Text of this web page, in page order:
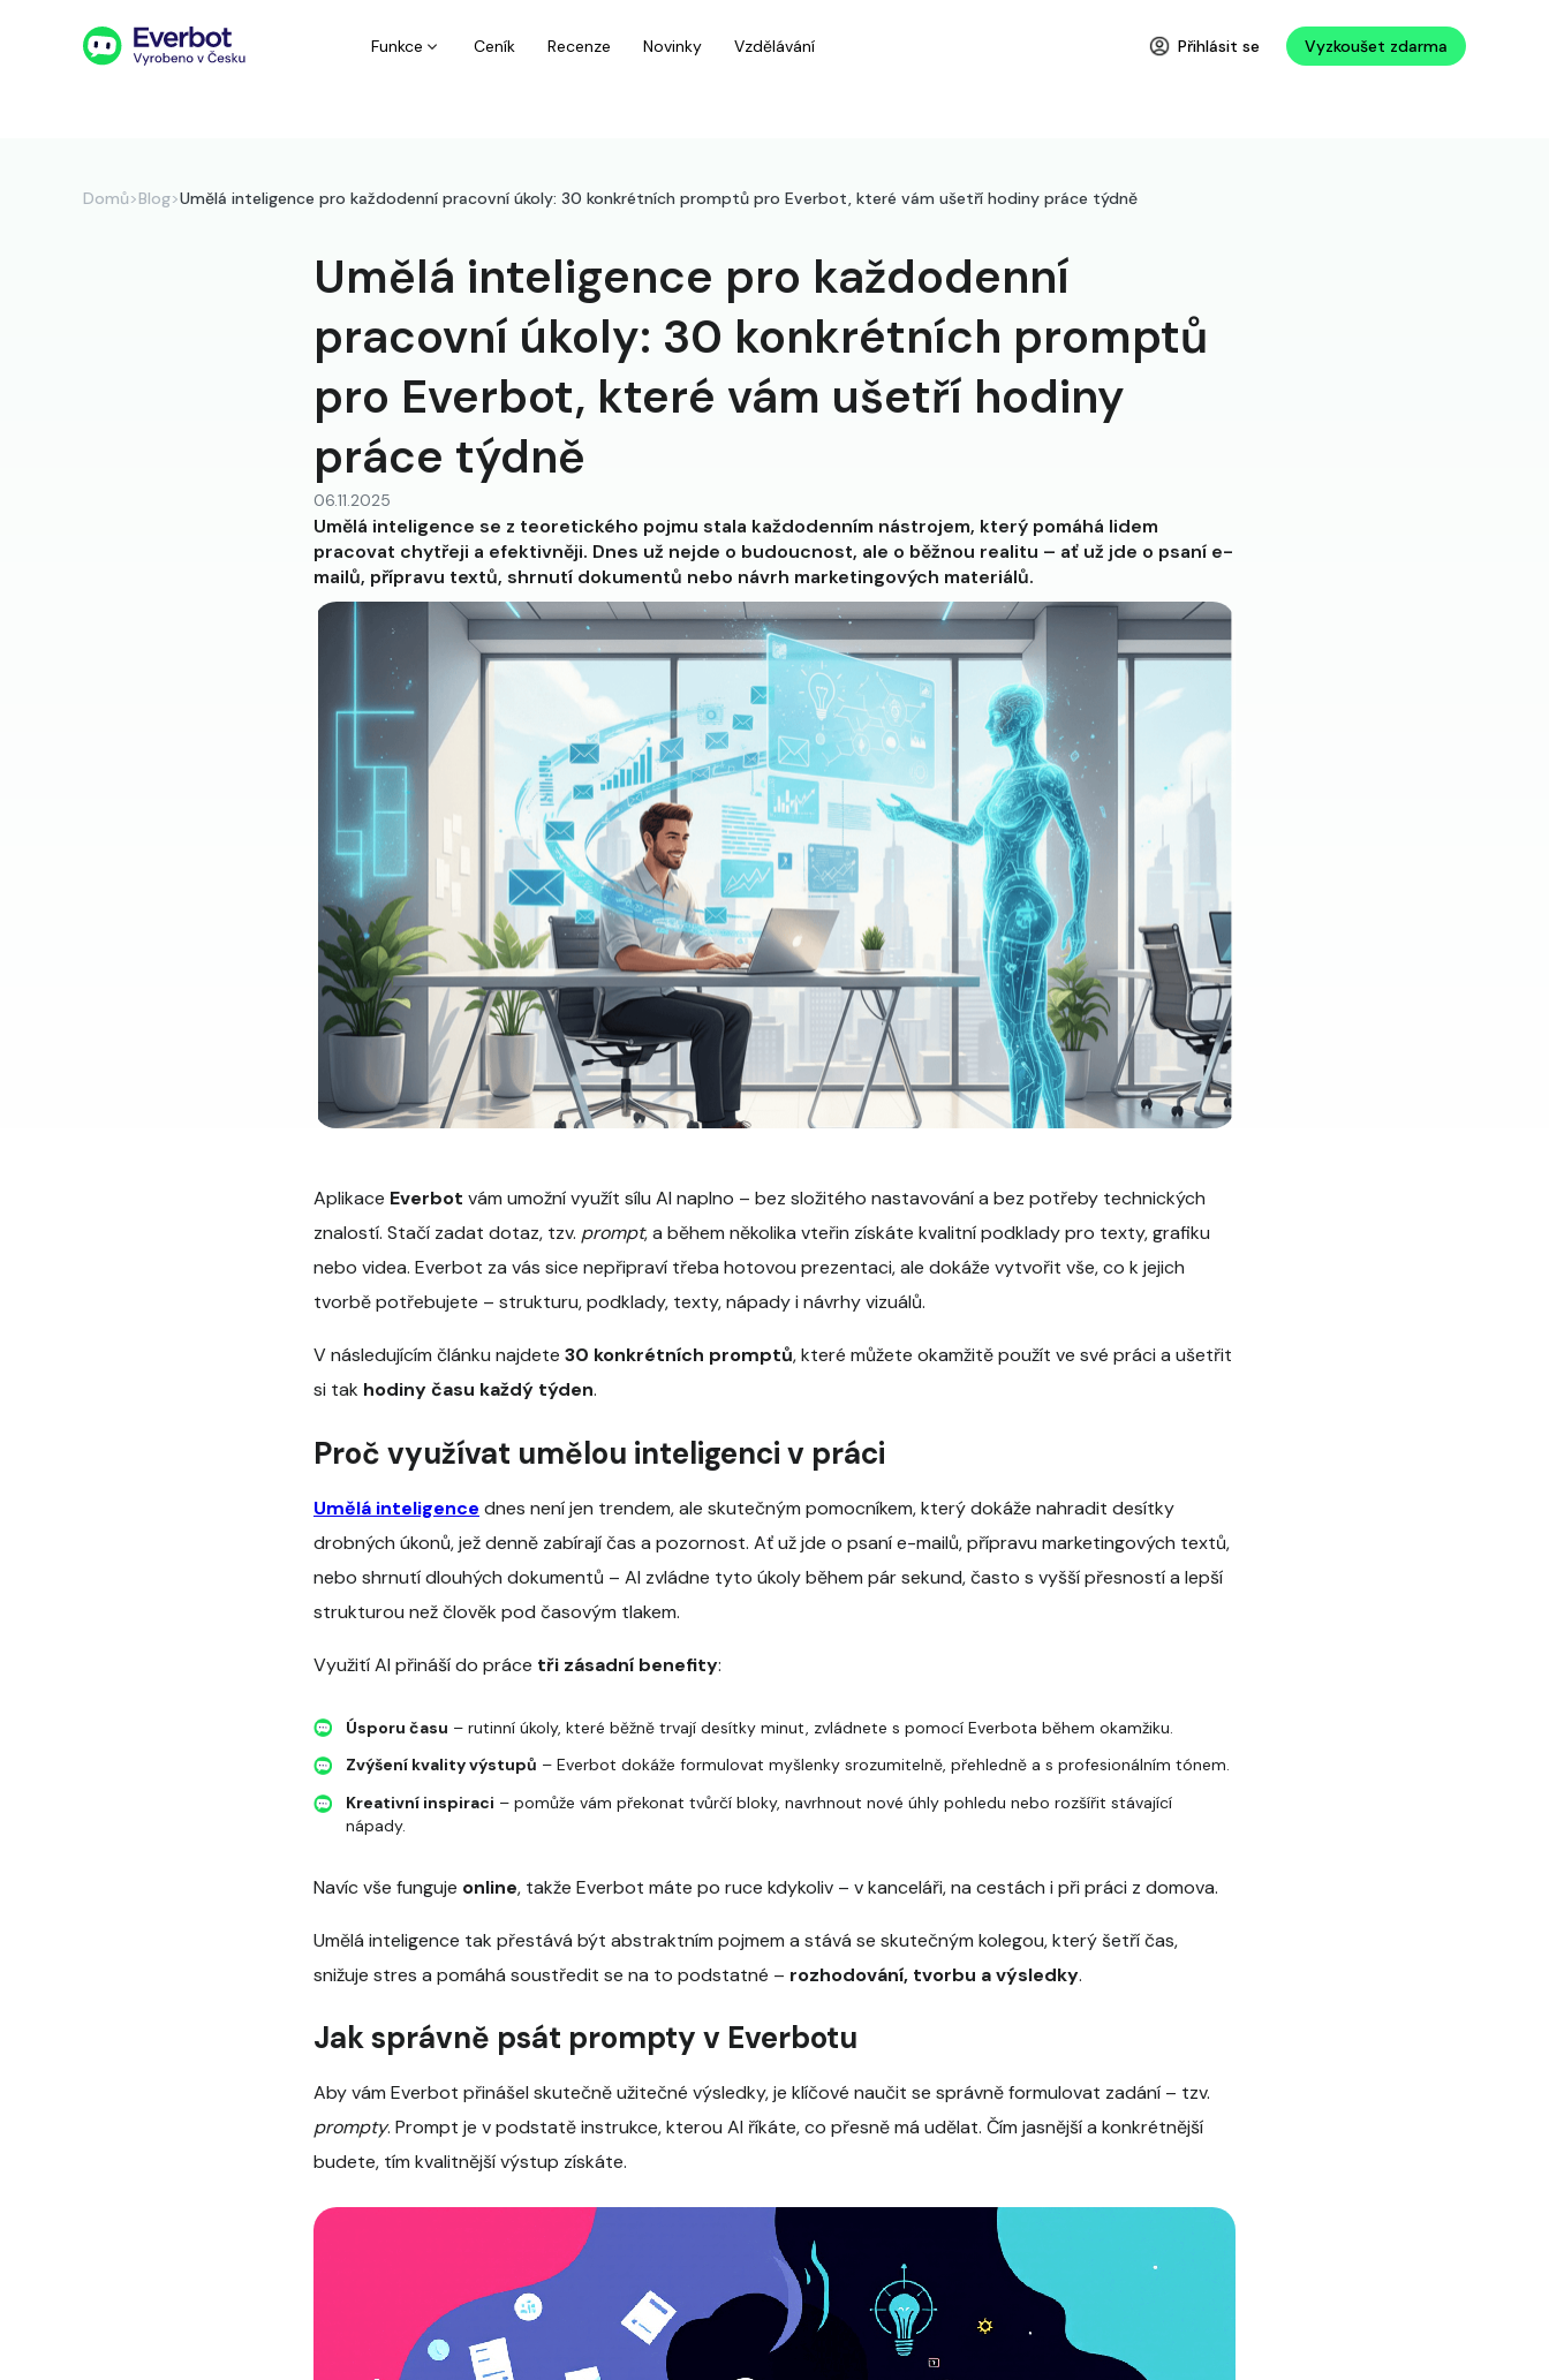
Funkce Ceník Recenze Novinky Vzdělávání Přihlásit se Vyzkoušet zdarma
Domů>Blog>Umělá inteligence pro každodenní pracovní úkoly: 30 konkrétních promptů pro Everbot, které vám ušetří hodiny práce týdně
Umělá inteligence pro každodenní
pracovní úkoly: 30 konkrétních promptů
pro Everbot, které vám ušetří hodiny
práce týdně
06.11.2025
Umělá inteligence se z teoretického pojmu stala každodenním nástrojem, který pomáhá lidem
pracovat chytřeji a efektivněji. Dnes už nejde o budoucnost, ale o běžnou realitu – ať už jde o psaní e-
mailů, přípravu textů, shrnutí dokumentů nebo návrh marketingových materiálů.
Aplikace Everbot vám umožní využít sílu AI naplno – bez složitého nastavování a bez potřeby technických
znalostí. Stačí zadat dotaz, tzv. prompt, a během několika vteřin získáte kvalitní podklady pro texty, grafiku
nebo videa. Everbot za vás sice nepřipraví třeba hotovou prezentaci, ale dokáže vytvořit vše, co k jejich
tvorbě potřebujete – strukturu, podklady, texty, nápady i návrhy vizuálů.
V následujícím článku najdete 30 konkrétních promptů, které můžete okamžitě použít ve své práci a ušetřit
si tak hodiny času každý týden.
Proč využívat umělou inteligenci v práci
Umělá inteligence dnes není jen trendem, ale skutečným pomocníkem, který dokáže nahradit desítky
drobných úkonů, jež denně zabírají čas a pozornost. Ať už jde o psaní e-mailů, přípravu marketingových textů,
nebo shrnutí dlouhých dokumentů – AI zvládne tyto úkoly během pár sekund, často s vyšší přesností a lepší
strukturou než člověk pod časovým tlakem.
Využití AI přináší do práce tři zásadní benefity:
Úsporu času – rutinní úkoly, které běžně trvají desítky minut, zvládnete s pomocí Everbota během okamžiku.
Zvýšení kvality výstupů – Everbot dokáže formulovat myšlenky srozumitelně, přehledně a s profesionálním tónem.
Kreativní inspiraci – pomůže vám překonat tvůrčí bloky, navrhnout nové úhly pohledu nebo rozšířit stávající
nápady.
Navíc vše funguje online, takže Everbot máte po ruce kdykoliv – v kanceláři, na cestách i při práci z domova.
Umělá inteligence tak přestává být abstraktním pojmem a stává se skutečným kolegou, který šetří čas,
snižuje stres a pomáhá soustředit se na to podstatné – rozhodování, tvorbu a výsledky.
Jak správně psát prompty v Everbotu
Aby vám Everbot přinášel skutečně užitečné výsledky, je klíčové naučit se správně formulovat zadání – tzv.
prompty. Prompt je v podstatě instrukce, kterou AI říkáte, co přesně má udělat. Čím jasnější a konkrétnější
budete, tím kvalitnější výstup získáte.